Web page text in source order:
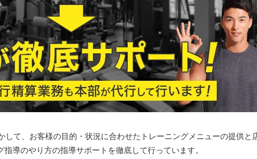
して、お客様の目的・状況に合わせたトレーニングメニューの提供と
導のやり方の指導サポートを徹底して行っています。